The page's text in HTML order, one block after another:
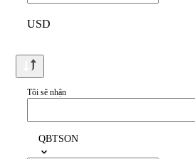
USD
Tôi sẽ nhận
QBTSON